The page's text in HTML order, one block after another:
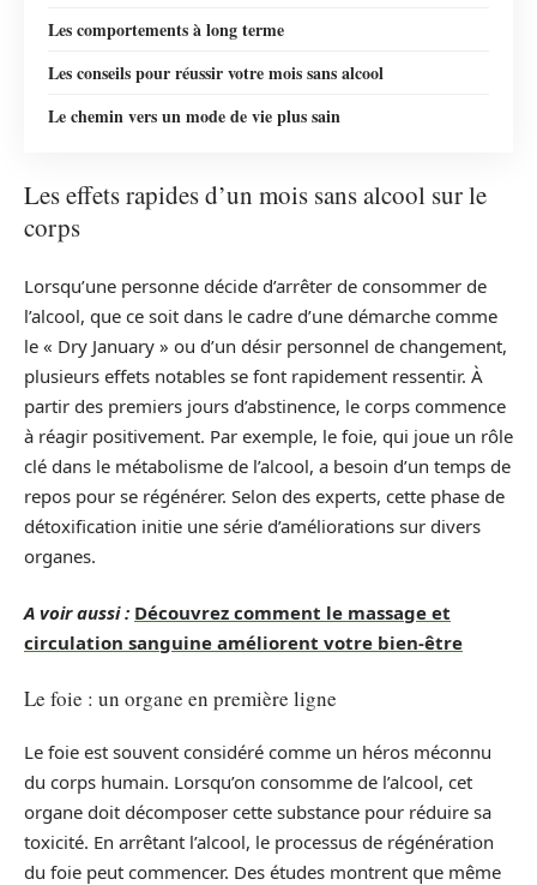
Les comportements à long terme
Les conseils pour réussir votre mois sans alcool
Le chemin vers un mode de vie plus sain
Les effets rapides d’un mois sans alcool sur le
corps
Lorsqu’une personne décide d’arrêter de consommer de
l’alcool, que ce soit dans le cadre d’une démarche comme
le « Dry January » ou d’un désir personnel de changement,
plusieurs effets notables se font rapidement ressentir. À
partir des premiers jours d’abstinence, le corps commence
à réagir positivement. Par exemple, le foie, qui joue un rôle
clé dans le métabolisme de l’alcool, a besoin d’un temps de
repos pour se régénérer. Selon des experts, cette phase de
détoxification initie une série d’améliorations sur divers
organes.
A voir aussi : Découvrez comment le massage et
circulation sanguine améliorent votre bien-être
Le foie : un organe en première ligne
Le foie est souvent considéré comme un héros méconnu
du corps humain. Lorsqu’on consomme de l’alcool, cet
organe doit décomposer cette substance pour réduire sa
toxicité. En arrêtant l’alcool, le processus de régénération
du foie peut commencer. Des études montrent que même